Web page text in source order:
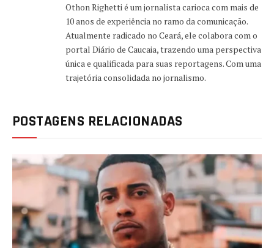
Othon Righetti é um jornalista carioca com mais de
10 anos de experiência no ramo da comunicação.
Atualmente radicado no Ceará, ele colabora com o
portal Diário de Caucaia, trazendo uma perspectiva
única e qualificada para suas reportagens. Com uma
trajetória consolidada no jornalismo.
POSTAGENS RELACIONADAS